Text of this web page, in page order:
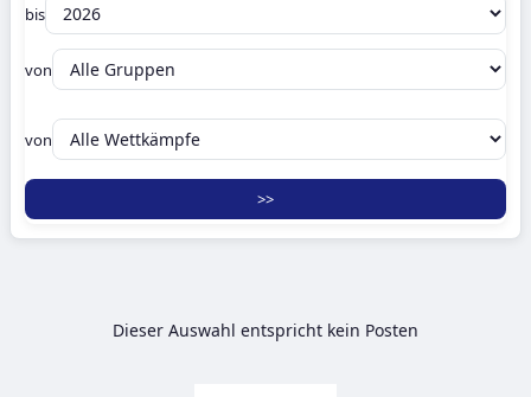
bis
von
von
Dieser Auswahl entspricht kein Posten